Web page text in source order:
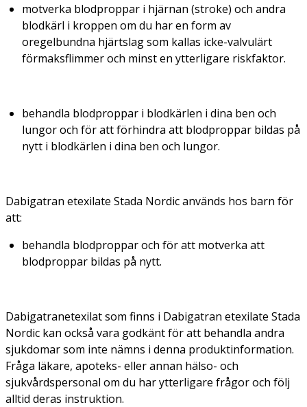
motverka blodproppar i hjärnan (stroke) och andra
blodkärl i kroppen om du har en form av
oregelbundna hjärtslag som kallas icke-valvulärt
förmaksflimmer och minst en ytterligare riskfaktor.
behandla blodproppar i blodkärlen i dina ben och
lungor och för att förhindra att blodproppar bildas på
nytt i blodkärlen i dina ben och lungor.
Dabigatran etexilate Stada Nordic används hos barn för
att:
behandla blodproppar och för att motverka att
blodproppar bildas på nytt.
Dabigatranetexilat som finns i Dabigatran etexilate Stada
Nordic kan också vara godkänt för att behandla andra
sjukdomar som inte nämns i denna produktinformation.
Fråga läkare, apoteks- eller annan hälso- och
sjukvårdspersonal om du har ytterligare frågor och följ
alltid deras instruktion.